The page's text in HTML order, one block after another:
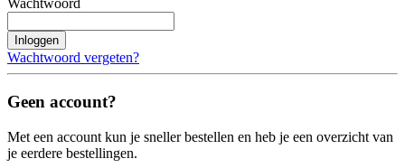
Wachtwoord
Inloggen
Wachtwoord vergeten?
Geen account?
Met een account kun je sneller bestellen en heb je een overzicht van
je eerdere bestellingen.